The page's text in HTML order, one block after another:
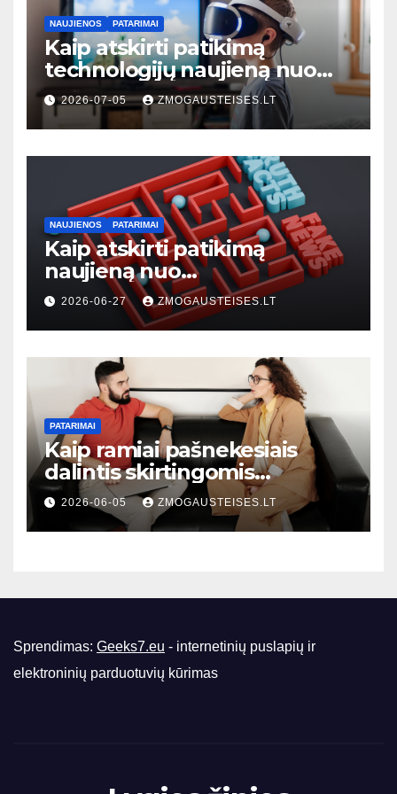
NAUJIENOS PATARIMAI
Kaip atskirti patikimą
technologijų naujieną nuo
klaidinančios: 7 praktiniai
požymiai
2026-07-05 ZMOGAUSTEISES.LT
NAUJIENOS PATARIMAI
Kaip atskirti patikimą
naujieną nuo
dezinformacijos: praktinis
vadovas kiekvienam
skaitytojui
2026-06-27 ZMOGAUSTEISES.LT
PATARIMAI
Kaip ramiai pašnekesiais
dalintis skirtingomis
nuomonėmis nepažeidžiant
santykių: praktiniai patarimai
kasdienėms situacijoms
2026-06-05 ZMOGAUSTEISES.LT
Sprendimas: Geeks7.eu - internetinių puslapių ir
elektroninių parduotuvių kūrimas